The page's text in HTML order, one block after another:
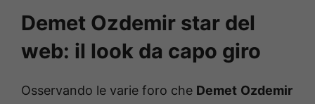
Demet Ozdemir star del
web: il look da capo giro
Osservando le varie foro che Demet Ozdemir